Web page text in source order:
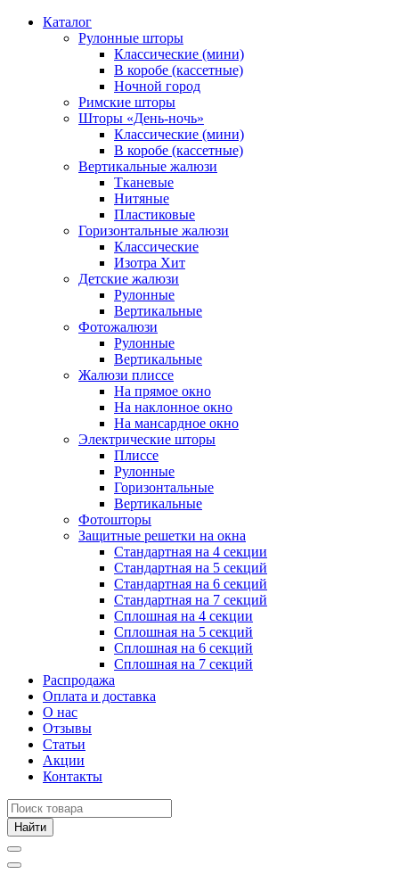
Каталог
Рулонные шторы
Классические (мини)
В коробе (кассетные)
Ночной город
Римские шторы
Шторы «День-ночь»
Классические (мини)
В коробе (кассетные)
Вертикальные жалюзи
Тканевые
Нитяные
Пластиковые
Горизонтальные жалюзи
Классические
Изотра Хит
Детские жалюзи
Рулонные
Вертикальные
Фотожалюзи
Рулонные
Вертикальные
Жалюзи плиссе
На прямое окно
На наклонное окно
На мансардное окно
Электрические шторы
Плиссе
Рулонные
Горизонтальные
Вертикальные
Фотошторы
Защитные решетки на окна
Стандартная на 4 секции
Стандартная на 5 секций
Стандартная на 6 секций
Стандартная на 7 секций
Сплошная на 4 секции
Сплошная на 5 секций
Сплошная на 6 секций
Сплошная на 7 секций
Распродажа
Оплата и доставка
О нас
Отзывы
Статьи
Акции
Контакты